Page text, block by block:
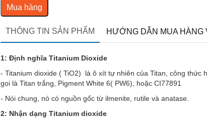
Mua hàng
THÔNG TIN SẢN PHẨM HƯỚNG DẪN MUA HÀNG
1: Định nghĩa Titanium Dioxide
- Titanium dioxide ( TiO2) là ô xít tự nhiên của Titan, công
gọi là Titan trắng, Pigment White 6( PW6), hoặc CI77891
- Nói chung, nó có nguồn gốc từ ilmenite, rutile và anatase.
2: Nhận dạng Titanium dioxide